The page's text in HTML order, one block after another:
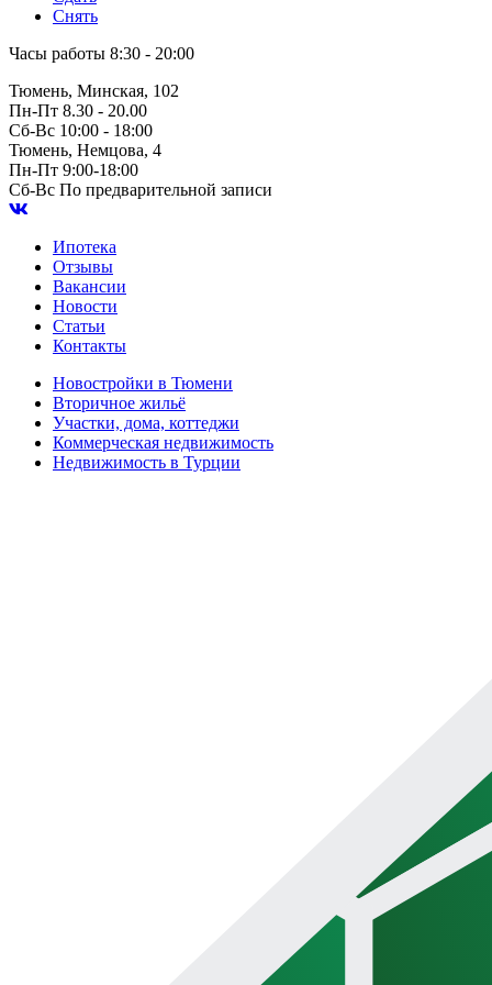
Снять
Часы работы 8:30 - 20:00
Тюмень, Минская, 102
Пн-Пт 8.30 - 20.00
Сб-Вс 10:00 - 18:00
Тюмень, Немцова, 4
Пн-Пт 9:00-18:00
Сб-Вс По предварительной записи
Ипотека
Отзывы
Вакансии
Новости
Статьи
Контакты
Новостройки в Тюмени
Вторичное жильё
Участки, дома, коттеджи
Коммерческая недвижимость
Недвижимость в Турции